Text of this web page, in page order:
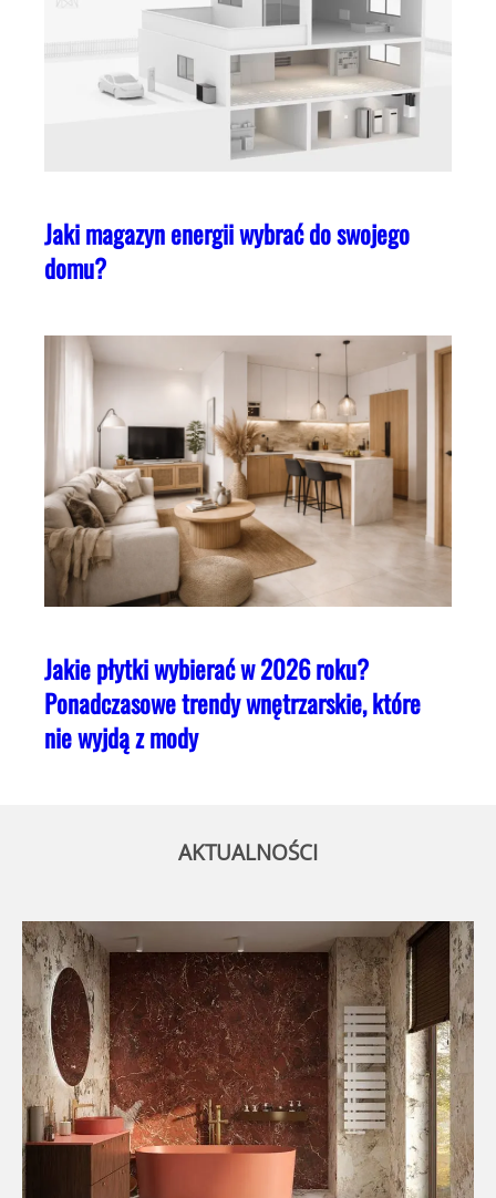
Jaki magazyn energii wybrać do swojego
domu?
Jakie płytki wybierać w 2026 roku?
Ponadczasowe trendy wnętrzarskie, które
nie wyjdą z mody
AKTUALNOŚCI